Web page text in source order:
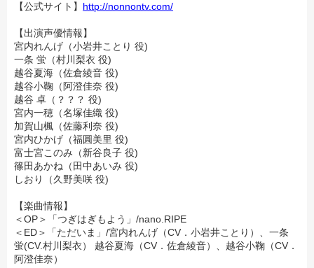
【公式サイト】 http://nonnontv.com/
【出演声優情報】
宮内れんげ（小岩井ことり 役)
一条 蛍（村川梨衣 役)
越谷夏海（佐倉綾音 役)
越谷小鞠（阿澄佳奈 役)
越谷 卓（？？？ 役)
宮内一穂（名塚佳織 役)
加賀山楓（佐藤利奈 役)
宮内ひかげ（福圓美里 役)
富士宮このみ（新谷良子 役)
篠田あかね（田中あいみ 役)
しおり（久野美咲 役)
【楽曲情報】
＜OP＞「つぎはぎもよう」/nano.RIPE
＜ED＞「ただいま」/宮内れんげ（CV．小岩井ことり）、一条
蛍(CV.村川梨衣） 越谷夏海（CV．佐倉綾音）、越谷小鞠（CV．
阿澄佳奈）